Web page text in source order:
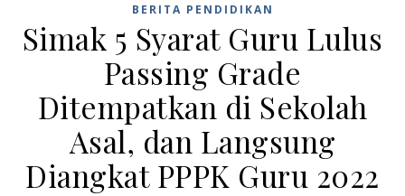
BERITA PENDIDIKAN
Simak 5 Syarat Guru Lulus
Passing Grade
Ditempatkan di Sekolah
Asal, dan Langsung
Diangkat PPPK Guru 2022